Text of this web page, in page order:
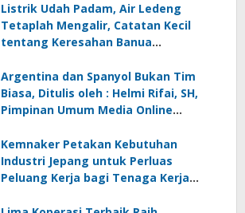
Listrik Udah Padam, Air Ledeng
Tetaplah Mengalir, Catatan Kecil
tentang Keresahan Banua
Ancaman Lingkungan, Oleh : Helmi
Rifai, SH
Argentina dan Spanyol Bukan Tim
Biasa, Ditulis oleh : Helmi Rifai, SH,
Pimpinan Umum Media Online
Kemnaker Petakan Kebutuhan
Industri Jepang untuk Perluas
Peluang Kerja bagi Tenaga Kerja